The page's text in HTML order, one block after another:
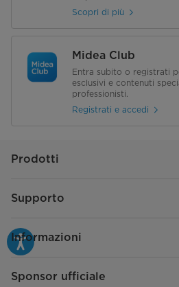
Scopri di più
Midea Club
Entra subito o registrati
esclusivi e contenuti
professionisti.
Registrati e accedi
Prodotti
Supporto
Informazioni
Sponsor ufficiale